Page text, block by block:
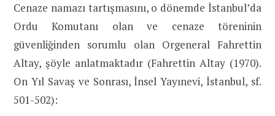
Cenaze namazı tartışmasını, o dönemde İstanbul’da
Ordu Komutanı olan ve cenaze töreninin
güvenliğinden sorumlu olan Orgeneral Fahrettin
Altay, şöyle anlatmaktadır (Fahrettin Altay (1970).
On Yıl Savaş ve Sonrası, İnsel Yayınevi, İstanbul, sf.
501-502):